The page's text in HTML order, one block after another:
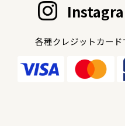
各種クレジットカード